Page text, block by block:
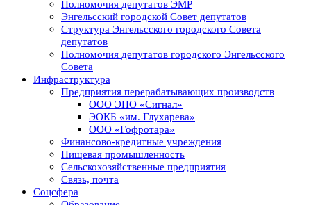
Полномочия депутатов ЭМР
Энгельсский городской Совет депутатов
Структура Энгельсского городского Совета
депутатов
Полномочия депутатов городского Энгельсского
Совета
Инфраструктура
Предприятия перерабатывающих производств
ООО ЭПО «Сигнал»
ЭОКБ «им. Глухарева»
ООО «Гофротара»
Финансово-кредитные учреждения
Пищевая промышленность
Сельскохозяйственные предприятия
Связь, почта
Соцсфера